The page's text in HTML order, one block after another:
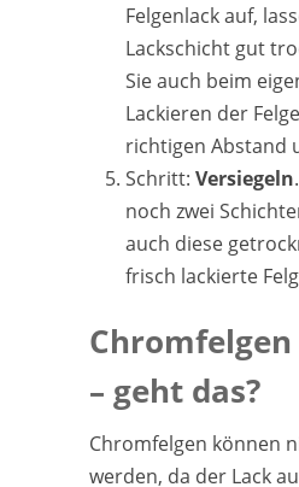
Felgenlack auf,
Lackschicht gut
Sie auch beim
Lackieren der
richtigen Abstand
Schritt: Versiegeln
noch zwei
auch diese
frisch lackierte
– geht das?
Chromfelgen können
werden, da der Lack